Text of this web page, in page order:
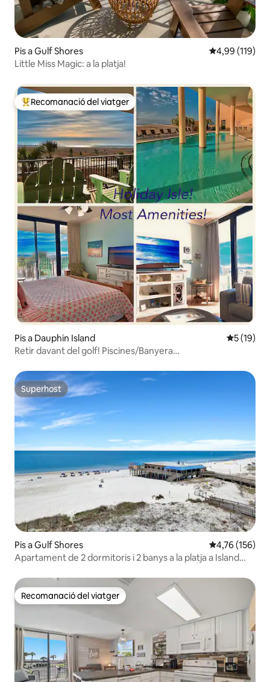
Pis a Gulf Shores 4,99 de
4,99 (119)
Little Miss Magic: a la platja!
Principals recomanacions dels viatgers
Recomanació del viatger
Pis a Dauphin Island 5 de
5 (19)
Retir davant del golf! Piscines/Banyera
Superhost
Superhost
Pis a Gulf Shores 4,76 de
4,76 (156)
Apartament de 2 dormitoris i 2 banys a la platja a Island
Recomanació del viatger
Recomanació del viatger